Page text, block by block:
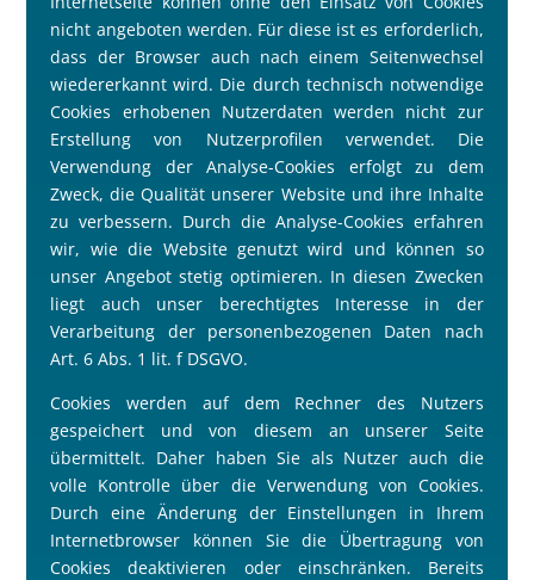
nicht angeboten werden. Für diese ist es erforderlich,
dass der Browser auch nach einem Seitenwechsel
wiedererkannt wird. Die durch technisch notwendige
Cookies erhobenen Nutzerdaten werden nicht zur
Erstellung von Nutzerprofilen verwendet. Die
Verwendung der Analyse-Cookies erfolgt zu dem
Zweck, die Qualität unserer Website und ihre Inhalte
zu verbessern. Durch die Analyse-Cookies erfahren
wir, wie die Website genutzt wird und können so
unser Angebot stetig optimieren. In diesen Zwecken
liegt auch unser berechtigtes Interesse in der
Verarbeitung der personenbezogenen Daten nach
Art. 6 Abs. 1 lit. f DSGVO.
Cookies werden auf dem Rechner des Nutzers
gespeichert und von diesem an unserer Seite
übermittelt. Daher haben Sie als Nutzer auch die
volle Kontrolle über die Verwendung von Cookies.
Durch eine Änderung der Einstellungen in Ihrem
Internetbrowser können Sie die Übertragung von
Cookies deaktivieren oder einschränken. Bereits